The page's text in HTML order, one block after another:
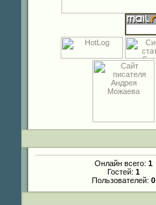
Онлайн всего: 1
Гостей: 1
Пользователей: 0